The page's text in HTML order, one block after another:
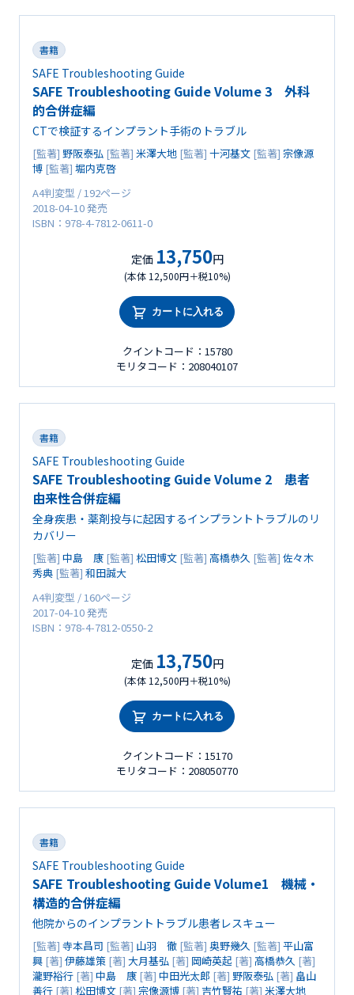
書籍
SAFE Troubleshooting Guide
SAFE Troubleshooting Guide Volume 3 外科
的合併症編
CTで検証するインプラント手術のトラブル
[監著] 野阪泰弘 [監著] 米澤大地 [監著] 十河基文 [監著] 宗像源
博 [監著] 堀内克啓
A4判変型 / 192ページ
2018-04-10 発売
ISBN：978-4-7812-0611-0
定価 13,750円
(本体 12,500円＋税10%)
カートに入れる
クイントコード：15780
モリタコード：208040107
書籍
SAFE Troubleshooting Guide
SAFE Troubleshooting Guide Volume 2 患者
由来性合併症編
全身疾患・薬剤投与に起因するインプラントトラブルのリ
カバリー
[監著] 中島 康 [監著] 松田博文 [監著] 高橋恭久 [監著] 佐々木
秀典 [監著] 和田誠大
A4判変型 / 160ページ
2017-04-10 発売
ISBN：978-4-7812-0550-2
定価 13,750円
(本体 12,500円＋税10%)
カートに入れる
クイントコード：15170
モリタコード：208050770
書籍
SAFE Troubleshooting Guide
SAFE Troubleshooting Guide Volume1 機械・
構造的合併症編
他院からのインプラントトラブル患者レスキュー
[監著] 寺本昌司 [監著] 山羽 徹 [監著] 奥野幾久 [監著] 平山富
興 [著] 伊藤雄策 [著] 大月基弘 [著] 岡崎英起 [著] 高橋恭久 [著]
瀧野裕行 [著] 中島 康 [著] 中田光太郎 [著] 野阪泰弘 [著] 畠山
善行 [著] 松田博文 [著] 宗像源博 [著] 吉竹賢祐 [著] 米澤大地